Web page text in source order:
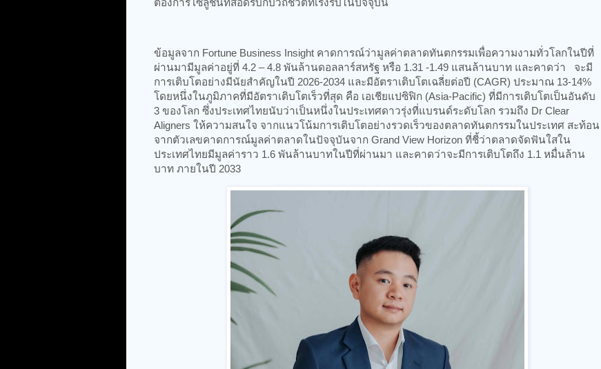
ต้องการโซลูชันที่สอดรับกับวิถีชีวิตที่เร่งรีบในปัจจุบัน
ข้อมูลจาก Fortune Business Insight คาดการณ์ว่ามูลค่าตลาดทันตกรรมเพื่อความงามทั่วโลกในปีที่
ผ่านมามีมูลค่าอยู่ที่ 4.2 – 4.8 พันล้านดอลลาร์สหรัฐ หรือ 1.31 -1.49 แสนล้านบาท และคาดว่า จะมี
การเติบโตอย่างมีนัยสำคัญในปี 2026-2034 และมีอัตราเติบโตเฉลี่ยต่อปี (CAGR) ประมาณ 13-14%
โดยหนึ่งในภูมิภาคที่มีอัตราเติบโตเร็วที่สุด คือ เอเชียแปซิฟิก (Asia-Pacific) ที่มีการเติบโตเป็นอันดับ
3 ของโลก ซึ่งประเทศไทยนับว่าเป็นหนึ่งในประเทศดาวรุ่งที่แบรนด์ระดับโลก รวมถึง Dr Clear
Aligners ให้ความสนใจ จากแนวโน้มการเติบโตอย่างรวดเร็วของตลาดทันตกรรมในประเทศ สะท้อน
จากตัวเลขคาดการณ์มูลค่าตลาดในปัจจุบันจาก Grand View Horizon ที่ชี้ว่าตลาดจัดฟันใสใน
ประเทศไทยมีมูลค่าราว 1.6 พันล้านบาทในปีที่ผ่านมา และคาดว่าจะมีการเติบโตถึง 1.1 หมื่นล้าน
บาท ภายในปี 2033